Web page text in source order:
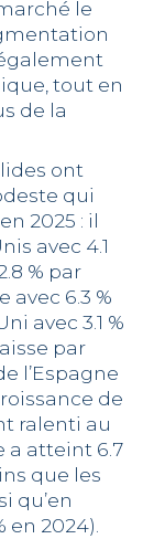
le
également
tout en
de la
ont
qui
2025 : il
avec 4.1
% par
avec 6.3 %
avec 3.1 %
par
l’Espagne
de
ralenti au
a atteint 6.7
que les
qu’en
en 2024).